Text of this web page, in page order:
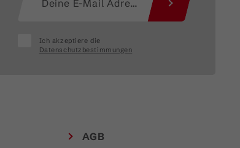
Ich akzeptiere die
Datenschutzbestimmungen
AGB